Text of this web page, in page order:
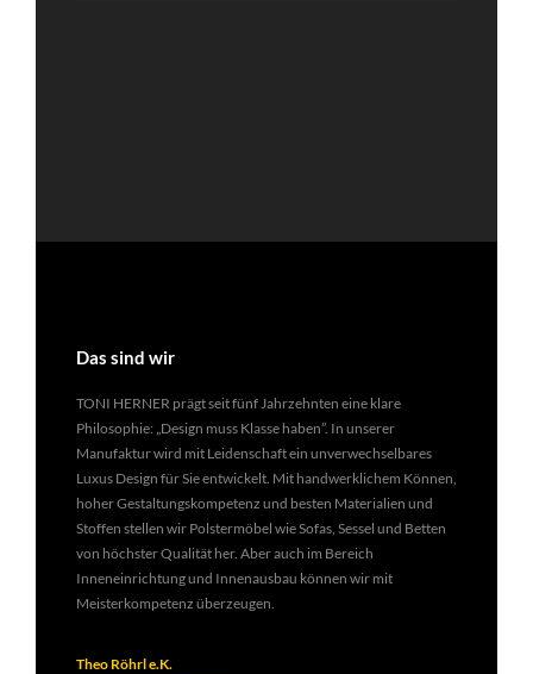
Das sind wir
TONI HERNER prägt seit fünf Jahrzehnten eine klare
Philosophie: „Design muss Klasse haben”. In unserer
Manufaktur wird mit Leidenschaft ein unverwechselbares
Luxus Design für Sie entwickelt. Mit handwerklichem Können,
hoher Gestaltungskompetenz und besten Materialien und
Stoffen stellen wir Polstermöbel wie Sofas, Sessel und Betten
von höchster Qualität her. Aber auch im Bereich
Inneneinrichtung und Innenausbau können wir mit
Meisterkompetenz überzeugen.
Theo Röhrl e.K.